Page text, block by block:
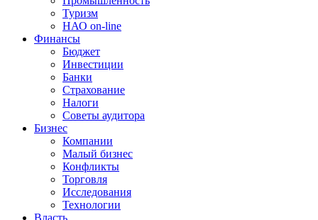
Туризм
НАО on-line
Финансы
Бюджет
Инвестиции
Банки
Страхование
Налоги
Советы аудитора
Бизнес
Компании
Малый бизнес
Конфликты
Торговля
Исследования
Технологии
Власть